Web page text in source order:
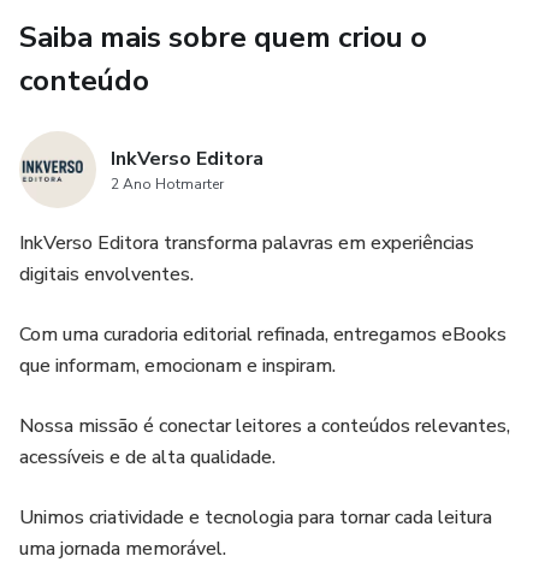
- Oferece maior controle sobre os processos
Saiba mais sobre quem criou o
conteúdo
InkVerso Editora
2 Ano Hotmarter
InkVerso Editora transforma palavras em experiências
digitais envolventes.
Com uma curadoria editorial refinada, entregamos eBooks
que informam, emocionam e inspiram.
Nossa missão é conectar leitores a conteúdos relevantes,
acessíveis e de alta qualidade.
Unimos criatividade e tecnologia para tornar cada leitura
uma jornada memorável.